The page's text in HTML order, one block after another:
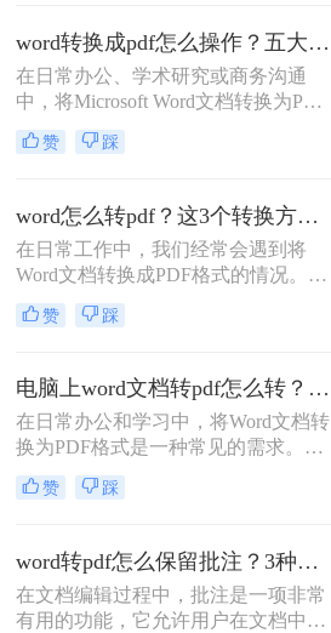
种将Word文档转换为PDF的方法，以
满足不同用户的需求。
word转换成pdf怎么操作？五大方法详解！
在日常办公、学术研究或商务沟通
中，将Microsoft Word文档转换为PDF
格式已成为一项不可或缺的技能。
PDF（Portable Document Format）以
以及安全性，成为文件分发和归档的
首选格式。无论是提交简历、发布报
告还是共享论文，一个高质量的PDF
文件能确保在任何设备上呈现的效果
都与您的初衷一致。尽管Word转PDF
看似简单，但其中却隐藏着许多影响
赞 踩
word怎么转pdf？这3个转换方法赶紧收藏起来
在日常工作中，我们经常会遇到将
Word文档转换成PDF格式的情况。
PDF格式不仅可以保留文档的格式和
布局，还可以保证文档在不同设备上
word怎么转PDF，以及一些常见的
Word转PDF问题。
赞 踩
电脑上word文档转pdf怎么转？教你二种实用转换方法！
在日常办公和学习中，将Word文档转
换为PDF格式是一种常见的需求。
PDF格式具有跨平台、不易被篡改和
保持原样展示等优点，因此广泛应用
上word文档转pdf怎么转呢？本文将介
绍两种将Word文档转换为PDF的方
法。
赞 踩
word转pdf怎么保留批注？3种方法帮你轻松转换！
在文档编辑过程中，批注是一项非常
有用的功能，它允许用户在文档中直